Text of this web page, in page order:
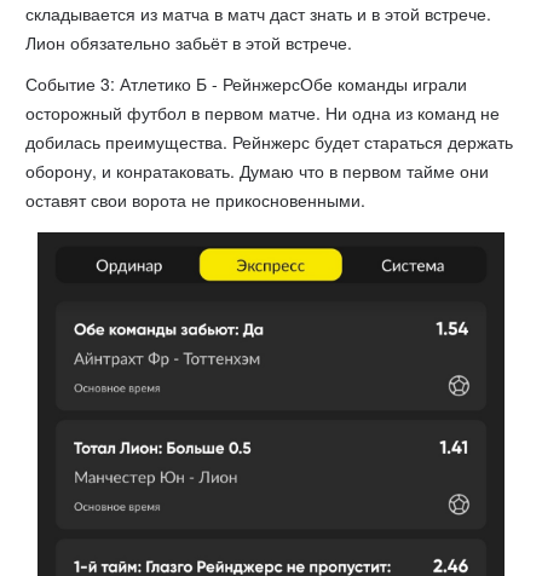
складывается из матча в матч даст знать и в этой встрече.
Лион обязательно забьёт в этой встрече.
Событие 3: Атлетико Б - РейнжерсОбе команды играли
осторожный футбол в первом матче. Ни одна из команд не
добилась преимущества. Рейнжерс будет стараться держать
оборону, и конратаковать. Думаю что в первом тайме они
оставят свои ворота не прикосновенными.